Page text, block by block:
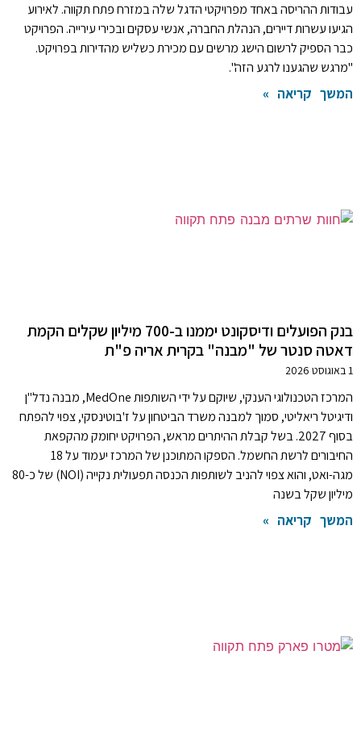
עבודות ההריסה באחד מפרויקטי הדגל שלה במזרח פתח תקווה. לאירוע
הגיעו עשרות דיירים, הנהלת החברה, אנשי עסקים ובכירי עירייה. הפרויקט
כבר הספיק לרשום הישג מרשים עם מכירת כשליש מהדירות בפרויקט.
"מרגש שהגענו לרגע הזה".
המשך קריאה »
בנק הפועלים ודיסקונט יממנו ב-700 מיליון שקלים הקמת
דאטה סנטר של "מבנה" בקרית אריה פ"ת
1 באוגוסט 2026
המרכז הטכנולוגי הענקי, שיוקם על ידי השותפות MedOne, מבנה נדל"ן
ודיגיטל ריאליטי, סמוך למבנה משרד הביטחון על ז'בוטינסקי, צפוי להפתח
בסוף 2027. בשל קבלת ההיתרים מראש, הפרויקט יחומק מהקפאת
החיבורים לרשת החשמל. הספקו המתוכנן של המרכז יעמוד על 18
מגה-ואט, והוא צפוי להניב לשותפות הכנסה תפעולית נקייה (NOI) של כ-80
מיליון שקל בשנה
המשך קריאה »